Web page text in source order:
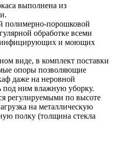
выполнена из
порошковой
обработке всеми
и моющих
виде, в комплект поставки
опоры позволяющие
даже на неровной
под ним влажную уборку.
регулируемыми по высоте
на металлическую
полку (толщина стекла